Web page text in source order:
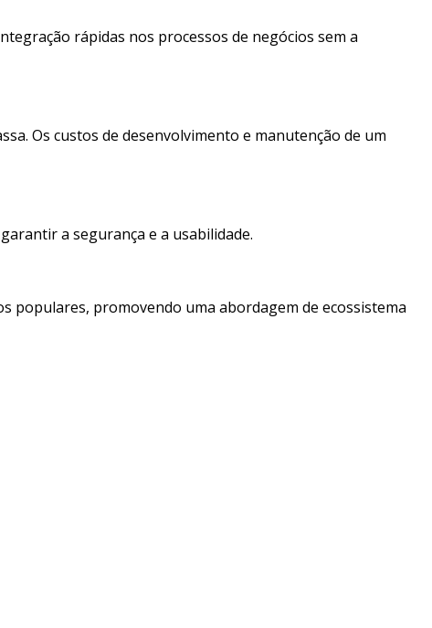
rápidas nos processos de negócios sem a
Os custos de desenvolvimento e manutenção de um
a segurança e a usabilidade.
populares, promovendo uma abordagem de ecossistema